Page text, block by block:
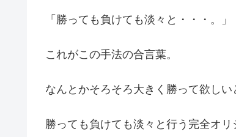
「勝っても負けても淡々と・・・。」
これがこの手法の合言葉。
なんとかそろそろ大きく勝って欲し
勝っても負けても淡々と行う完全オリ